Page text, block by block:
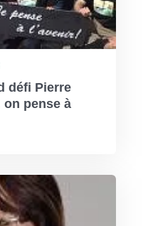
défi Pierre
on pense à